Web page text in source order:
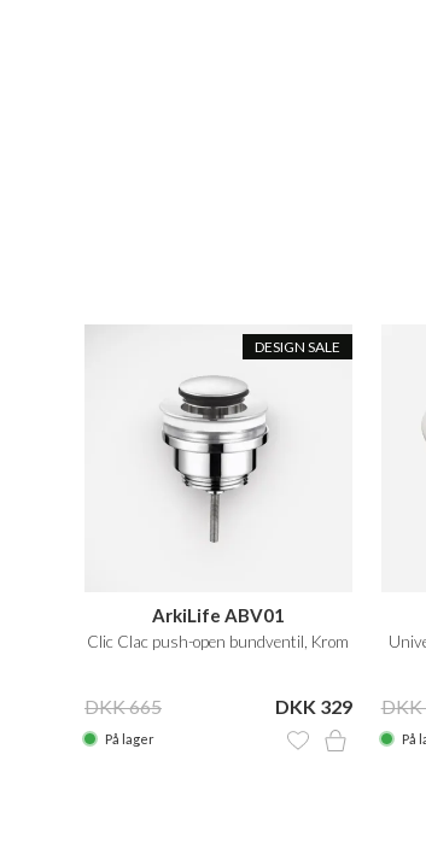
DESIGN SALE
ArkiLife ABV01
Clic Clac push-open bundventil, Krom
DKK 665 DKK 329
På lager
DKK
På